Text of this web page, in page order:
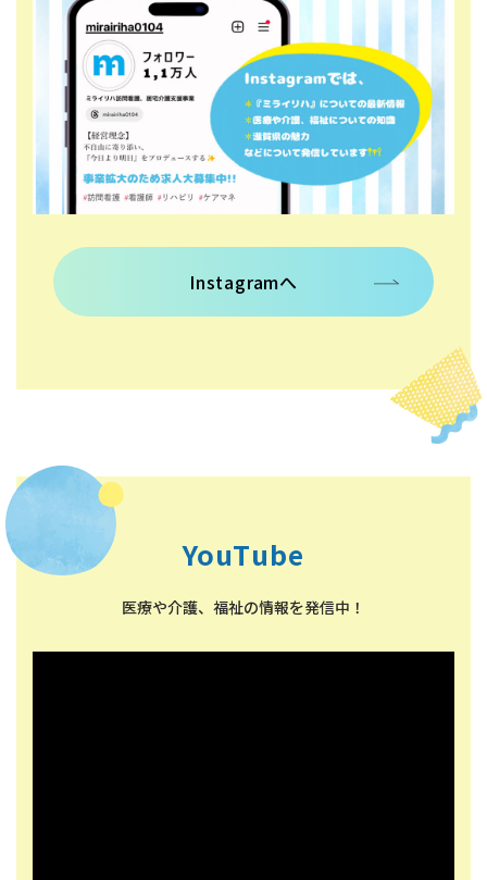
Instagramへ
YouTube
医療や介護、福祉の情報を発信中！